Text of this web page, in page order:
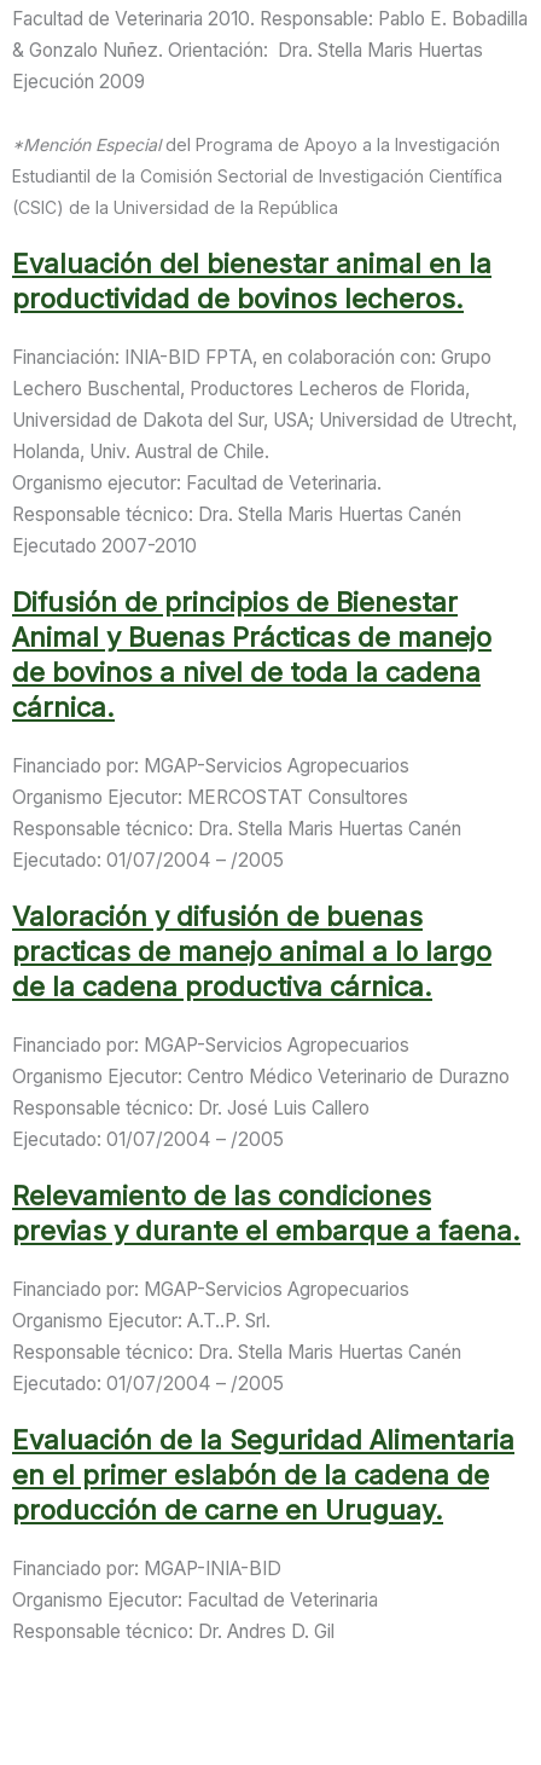
Facultad de Veterinaria 2010. Responsable: Pablo E. Bobadilla
& Gonzalo Nuñez. Orientación: Dra. Stella Maris Huertas
Ejecución 2009
*Mención Especialdel Programa de Apoyo a la Investigación
Estudiantil de la Comisión Sectorial de Investigación Científica
(CSIC) de la Universidad de la República
Evaluación del bienestar animal en la
productividad de bovinos lecheros.
Financiación: INIA-BID FPTA, en colaboración con: Grupo
Lechero Buschental, Productores Lecheros de Florida,
Universidad de Dakota del Sur, USA; Universidad de Utrecht,
Holanda, Univ. Austral de Chile.
Organismo ejecutor: Facultad de Veterinaria.
Responsable técnico: Dra. Stella Maris Huertas Canén
Ejecutado 2007-2010
Difusión de principios de Bienestar
Animal y Buenas Prácticas de manejo
de bovinos a nivel de toda la cadena
cárnica.
Financiado por: MGAP-Servicios Agropecuarios
Organismo Ejecutor: MERCOSTAT Consultores
Responsable técnico: Dra. Stella Maris Huertas Canén
Ejecutado: 01/07/2004 – /2005
Valoración y difusión de buenas
practicas de manejo animal a lo largo
de la cadena productiva cárnica.
Financiado por: MGAP-Servicios Agropecuarios
Organismo Ejecutor: Centro Médico Veterinario de Durazno
Responsable técnico: Dr. José Luis Callero
Ejecutado: 01/07/2004 – /2005
Relevamiento de las condiciones
previas y durante el embarque a faena.
Financiado por: MGAP-Servicios Agropecuarios
Organismo Ejecutor: A.T..P. Srl.
Responsable técnico: Dra. Stella Maris Huertas Canén
Ejecutado: 01/07/2004 – /2005
Evaluación de la Seguridad Alimentaria
en el primer eslabón de la cadena de
producción de carne en Uruguay.
Financiado por: MGAP-INIA-BID
Organismo Ejecutor: Facultad de Veterinaria
Responsable técnico: Dr. Andres D. Gil